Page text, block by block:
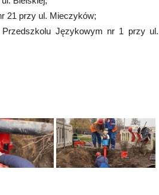
21 przy ul. Mieczyków;
Językowym nr 1 przy ul.